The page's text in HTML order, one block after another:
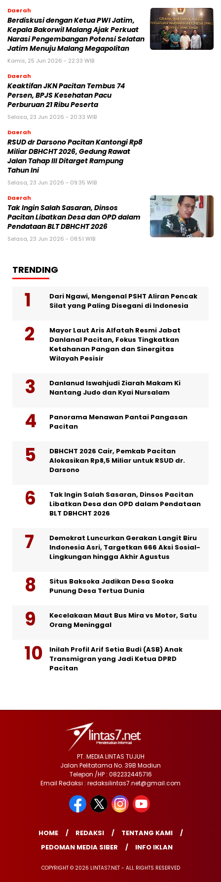
Daerah
Berdiskusi dengan Ketua PWI Jatim,
Kepala Bakorwil Malang Ajak Perkuat
Narasi Pengembangan Potensi Selatan
Jatim Menuju Malang Megapolitan
Kamis, 25 Jun 2026 - 22:33 WIB
Daerah
Keaktifan JKN Pacitan Tembus 74
Persen, BPJS Kesehatan Pacu
Perburuan 21 Ribu Peserta
Selasa, 23 Jun 2026 - 20:33 WIB
Daerah
RSUD dr Darsono Pacitan Kantongi Rp8
Miliar DBHCHT 2026, Gedung Rawat
Jalan Tahap III Ditarget Rampung
Tahun Ini
Selasa, 23 Jun 2026 - 09:35 WIB
Daerah
Tak Ingin Salah Sasaran, Dinsos
Pacitan Libatkan Desa dan OPD dalam
Pendataan BLT DBHCHT 2026
Selasa, 23 Jun 2026 - 08:51 WIB
TRENDING
Dari Ngawi, Mengenal PSHT Aliran Pencak
Silat yang Paling Disegani di Indonesia
Mayor Laut Aris Alfatah Resmi Jabat
Danlanal Pacitan, Fokus Tingkatkan
Ketahanan Pangan dan Sinergitas
Wilayah Pesisir
Danlanud Iswahjudi Ziarah Makam Ki
Nantang Judo dan Kyai Nursalam
Panorama Menawan Pantai Pangasan
Pacitan
DBHCHT 2026 Cair, Pemkab Pacitan
Alokasikan Rp8,5 Miliar untuk RSUD dr.
Darsono
Tak Ingin Salah Sasaran, Dinsos Pacitan
Libatkan Desa dan OPD dalam Pendataan
BLT DBHCHT 2026
Demokrat Luncurkan Gerakan Langit Biru
Indonesia Asri, Targetkan 666 Aksi Sosial-
Lingkungan hingga Akhir Agustus
Situs Baksoka Jadikan Desa Sooka
Punung Desa Tertua Dunia
Kecelakaan Maut Bus Mira vs Motor, Satu
Orang Meninggal
Inilah Profil Arif Setia Budi (ASB) Anak
Transmigran yang Jadi Ketua DPRD
Pacitan
PT. MEDIA LINTAS TUJUH
Jalan Pelitatama No. 39B Madiun
Telepon /HP : 082232445716
Email Redaksi : redaksilintas7.net@gmail.com
HOME REDAKSI
TENTANG KAMI
PEDOMAN MEDIA SIBER
INFO IKLAN
COPYRIGHT © 2026 LINTAS7.NET - ALL RIGHTS RESERVED